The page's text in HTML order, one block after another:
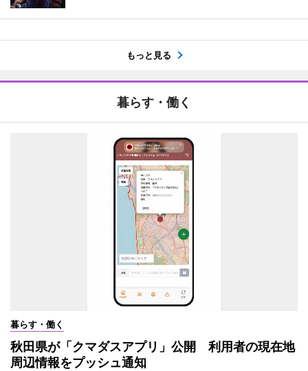
もっと見る
暮らす・働く
暮らす・働く
秋田県が「クマダスアプリ」公開 利用者の現在地
周辺情報をプッシュ通知